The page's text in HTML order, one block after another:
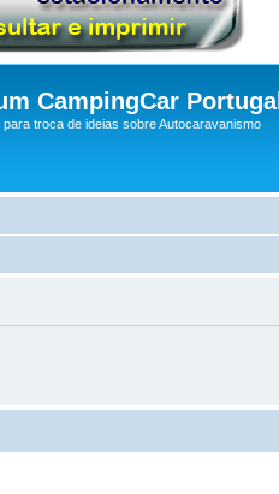
CampingCar Portugal
para troca de ideias sobre Autocaravanismo